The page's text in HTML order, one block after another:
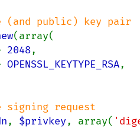
(array(
2048,
OPENSSL_KEYTYPE_RSA,
, $privkey, array(